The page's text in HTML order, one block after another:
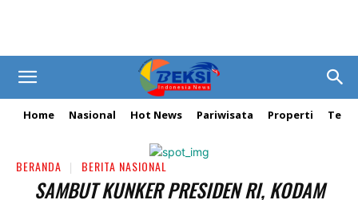
Home Nasional Hot News Pariwisata Properti
BERANDA BERITA NASIONAL
SAMBUT KUNKER PRESIDEN RI, KODAM